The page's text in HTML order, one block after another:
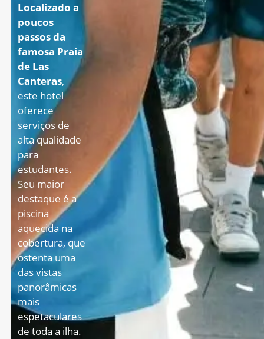
Localizado a
poucos
passos da
famosa Praia
de Las
Canteras,
este hotel
oferece
serviços de
alta qualidade
para
estudantes.
Seu maior
destaque é a
piscina
aquecida na
cobertura, que
ostenta uma
das vistas
panorâmicas
mais
espetaculares
de toda a ilha.